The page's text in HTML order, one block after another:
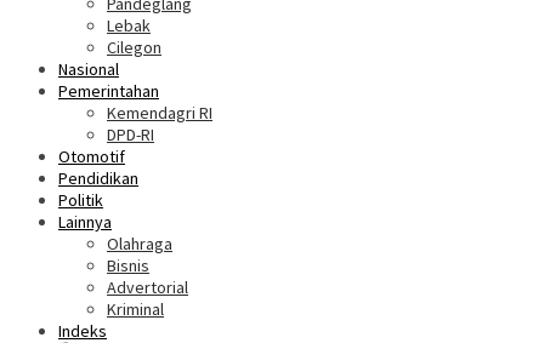
Lebak
Cilegon
Nasional
Pemerintahan
Kemendagri RI
DPD-RI
Otomotif
Pendidikan
Politik
Lainnya
Olahraga
Bisnis
Advertorial
Kriminal
Indeks